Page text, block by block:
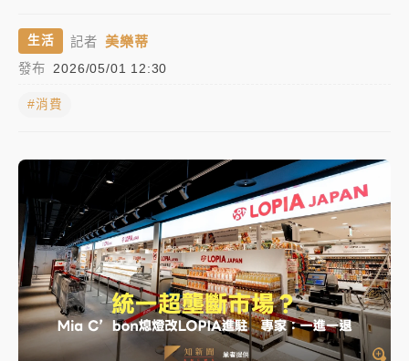
油價持續凍漲！ 中油宣布下周一汽柴油價格維持不變
路鷹架倒塌壓2車
連根拔起
中颱白海豚風雨來了！中部以北防豪雨 今晚、明天影
響最劇烈
白海豚逼近！北市水門只出不進 未移置車輛最高罰
4800＋拖吊費
生活 記者 美樂蒂
發布 2026/05/01 12:30
#消費